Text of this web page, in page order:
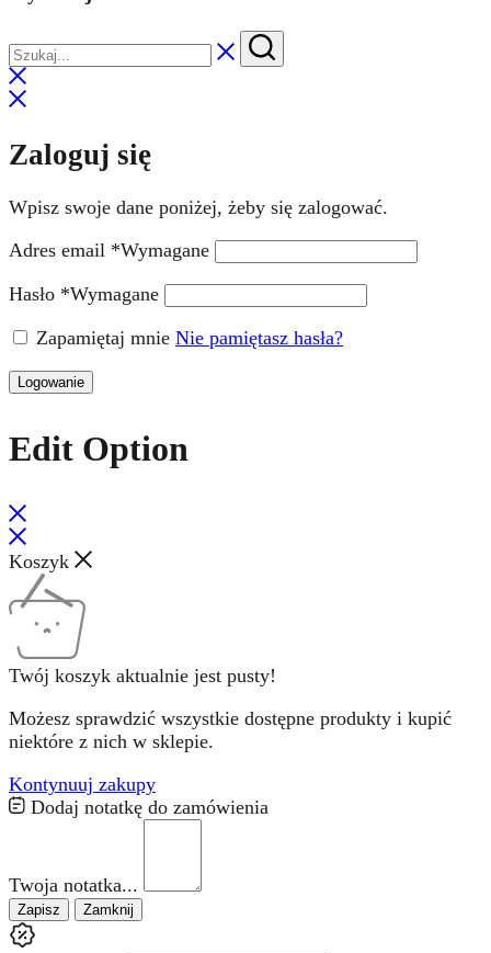
Zaloguj się
Wpisz swoje dane poniżej, żeby się zalogować.
Adres email *Wymagane
Hasło *Wymagane
Zapamiętaj mnie Nie pamiętasz hasła?
Logowanie
Edit Option
Koszyk
Twój koszyk aktualnie jest pusty!
Możesz sprawdzić wszystkie dostępne produkty i kupić
niektóre z nich w sklepie.
Kontynuuj zakupy
Dodaj notatkę do zamówienia
Twoja notatka...
Zapisz Zamknij